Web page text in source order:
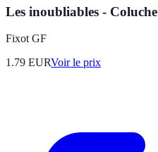
Les inoubliables - Coluche
Fixot GF
1.79 EURVoir le prix